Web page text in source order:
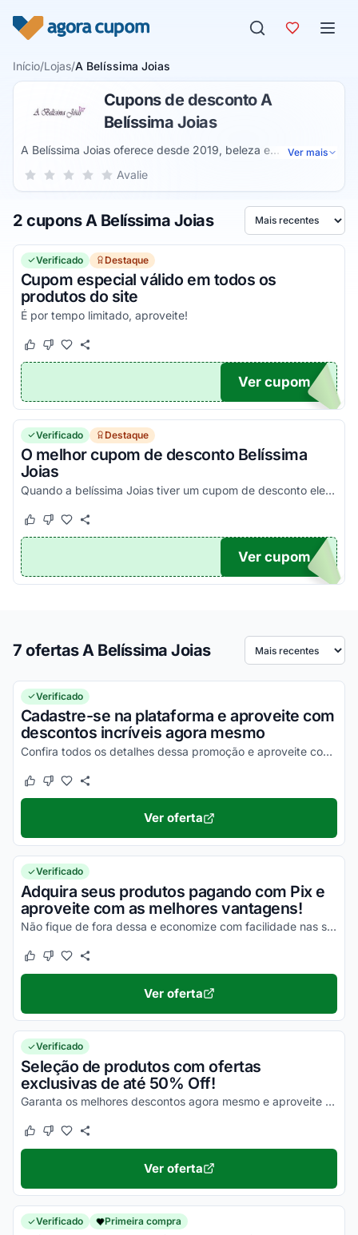
Início/Lojas/A Belíssima Joias
Cupons de desconto A
Belíssima Joias
A Belíssima Joias oferece desde 2019, beleza e
autoconfiança com a venda de joias folheadas, produzidas
diversificada, para se encaixar em qualquer modelo e estilo,
sendo joias com um design e qualidade premium e que vão
te impressionar em todos os sentidos.
Ver mais
Sua nota para A Belíssima Joias, de 1 a 5 estrelas
5 estrelas
4 estrelas
3 estrelas
2 estrelas
1 estrela Avalie
2 cupons A Belíssima Joias Ordenar por
Verificado Destaque
Cupom especial válido em todos os
produtos do site
É por tempo limitado, aproveite!
Este cupom funcionou
Este cupom não funcionou
CIAL
Ver cupom
Verificado Destaque
O melhor cupom de desconto Belíssima
Joias
Quando a belíssima Joias tiver um cupom de desconto ele aparecerá aqui
Este cupom funcionou
Este cupom não funcionou
TICO
Ver cupom
7 ofertas A Belíssima Joias Ordenar por
Verificado
Cadastre-se na plataforma e aproveite com
descontos incríveis agora mesmo
Confira todos os detalhes dessa promoção e aproveite com as melhores vantagens!
Este cupom funcionou
Este cupom não funcionou
Ver oferta
Verificado
Adquira seus produtos pagando com Pix e
aproveite com as melhores vantagens!
Não fique de fora dessa e economize com facilidade nas suas compras!
Este cupom funcionou
Este cupom não funcionou
Ver oferta
Verificado
Seleção de produtos com ofertas
exclusivas de até 50% Off!
Garanta os melhores descontos agora mesmo e aproveite com vantagens simplesmente incríveis!
Este cupom funcionou
Este cupom não funcionou
Ver oferta
Verificado Primeira compra